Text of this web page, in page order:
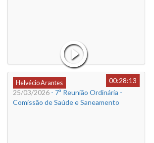
Helvécio Arantes
00:28:13
25/03/2026 - 7ª Reunião Ordinária -
Comissão de Saúde e Saneamento